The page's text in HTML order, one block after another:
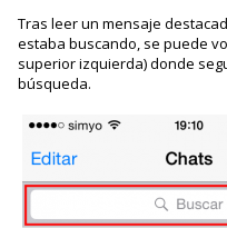
Tras leer un mensaje
estaba buscando, se puede
superior izquierda) donde
búsqueda.